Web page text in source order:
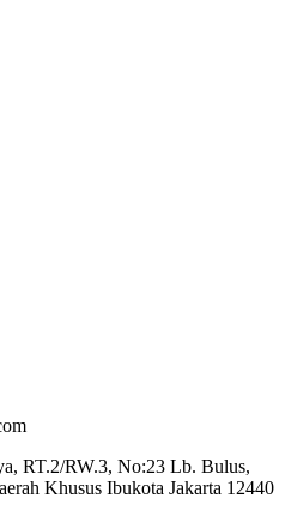
RT.2/RW.3, No:23 Lb. Bulus,
Khusus Ibukota Jakarta 12440